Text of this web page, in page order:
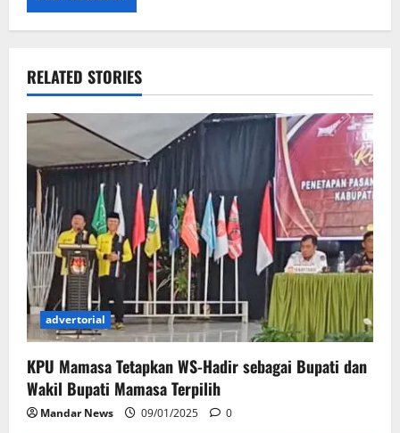
RELATED STORIES
advertorial
KPU Mamasa Tetapkan WS-Hadir sebagai Bupati dan
Wakil Bupati Mamasa Terpilih
Mandar News 09/01/2025 0